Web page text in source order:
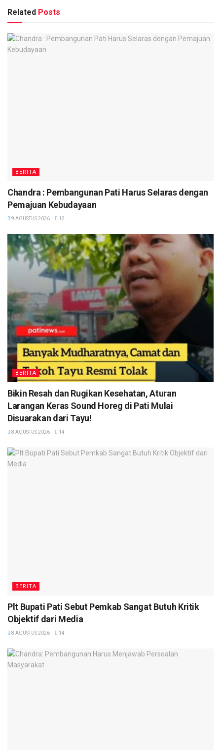
Related Posts
BERITA
Chandra : Pembangunan Pati Harus Selaras dengan
Pemajuan Kebudayaan
9 AGUSTUS 2026 12
BERITA
Bikin Resah dan Rugikan Kesehatan, Aturan
Larangan Keras Sound Horeg di Pati Mulai
Disuarakan dari Tayu!
8 AGUSTUS 2026 14
BERITA
Plt Bupati Pati Sebut Pemkab Sangat Butuh Kritik
Objektif dari Media
8 AGUSTUS 2026 14